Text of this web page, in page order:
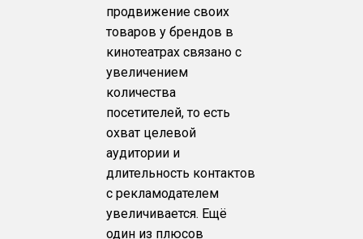
продвижение своих
товаров у брендов в
кинотеатрах связано с
увеличением
количества
посетителей, то есть
охват целевой
аудитории и
длительность контактов
с рекламодателем
увеличивается. Ещё
один из плюсов